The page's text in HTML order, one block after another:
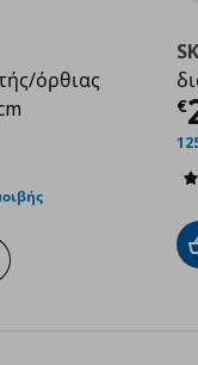
όρθιας
τιμή €
στα αγαπημένα
€